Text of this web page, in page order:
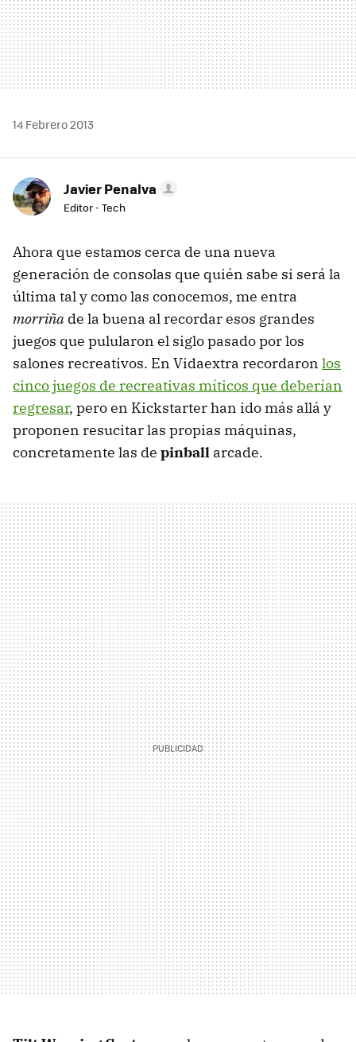
14 Febrero 2013
Javier Penalva
Editor - Tech
Ahora que estamos cerca de una nueva
generación de consolas que quién sabe si será la
última tal y como las conocemos, me entra
morriña de la buena al recordar esos grandes
juegos que pulularon el siglo pasado por los
salones recreativos. En Vidaextra recordaron los
cinco juegos de recreativas míticos que deberían
regresar, pero en Kickstarter han ido más allá y
proponen resucitar las propias máquinas,
concretamente las de pinball arcade.